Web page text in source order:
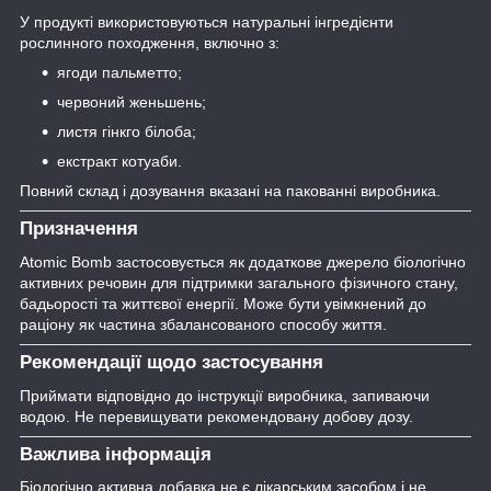
У продукті використовуються натуральні інгредієнти
рослинного походження, включно з:
ягоди пальметто;
червоний женьшень;
листя гінкго білоба;
екстракт котуаби.
Повний склад і дозування вказані на пакованні виробника.
Призначення
Atomic Bomb застосовується як додаткове джерело біологічно
активних речовин для підтримки загального фізичного стану,
бадьорості та життєвої енергії. Може бути увімкнений до
раціону як частина збалансованого способу життя.
Рекомендації щодо застосування
Приймати відповідно до інструкції виробника, запиваючи
водою. Не перевищувати рекомендовану добову дозу.
Важлива інформація
Біологічно активна добавка не є лікарським засобом і не